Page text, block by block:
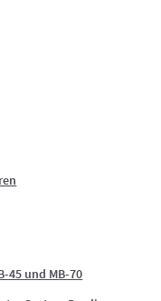
45 und MB-70